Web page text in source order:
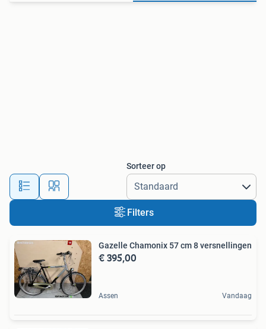
Sorteer op
Filters
Gazelle Chamonix 57 cm 8 versnellingen
€ 395,00
Assen Vandaag